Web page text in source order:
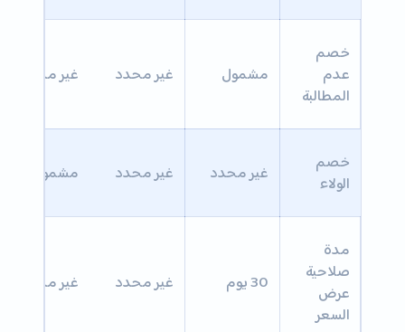
خصم
عدم
المطالبة
مشمول غير محدد غير محدد
خصم
الولاء
غير محدد غير محدد مشمول
مدة
صلاحية
عرض
السعر
30 يوم غير محدد غير محدد